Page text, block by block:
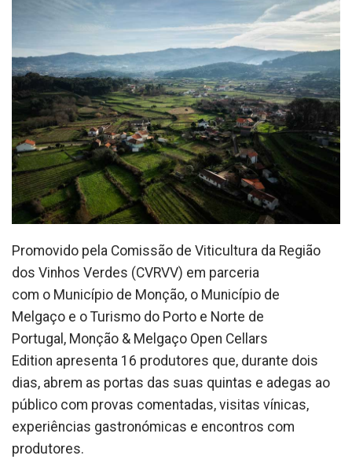
Promovido pela Comissão de Viticultura da Região
dos Vinhos Verdes (CVRVV) em parceria
com o Município de Monção, o Município de
Melgaço e o Turismo do Porto e Norte de
Portugal, Monção & Melgaço Open Cellars
Edition apresenta 16 produtores que, durante dois
dias, abrem as portas das suas quintas e adegas ao
público com provas comentadas, visitas vínicas,
experiências gastronómicas e encontros com
produtores.